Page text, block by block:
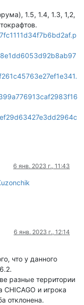
1.5, 1.4, 1.3, 1,2,
6 янв. 2023 г., 11:43
6 янв. 2023 г., 12:14
что у данного
разные территории
и игрока
отклонена.